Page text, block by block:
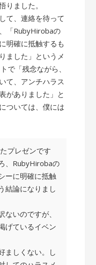
りました。
て、連絡を待って
「RubyHirobaの
明確に抵触するも
ました」というメ
で「残念ながら、
て、アンチハラス
がありました」と
ついては、僕には
プレゼンです
、RubyHirobaの
ーに明確に抵触
結論になりまし
いのですが、
げているイベン
ましくない。し